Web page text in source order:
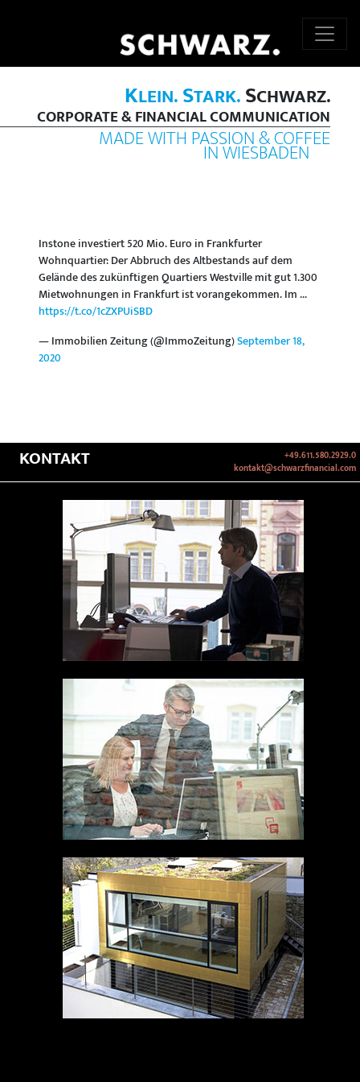
KLEIN.STARK.SCHWARZ.
CORPORATE & FINANCIAL COMMUNICATION
MADE WITH PASSION & COFFEE
IN WIESBADEN
Instone investiert 520 Mio. Euro in Frankfurter
Wohnquartier: Der Abbruch des Altbestands auf dem
Gelände des zukünftigen Quartiers Westville mit gut 1.300
Mietwohnungen in Frankfurt ist vorangekommen. Im ...
https://t.co/1cZXPUiSBD
— Immobilien Zeitung (@ImmoZeitung)September 18,
2020
KONTAKT
+49.611.580.2929.0
kontakt@schwarzfinancial.com